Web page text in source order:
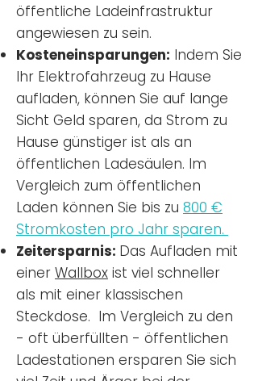
öffentliche Ladeinfrastruktur
angewiesen zu sein.
Kosteneinsparungen: Indem Sie
Ihr Elektrofahrzeug zu Hause
aufladen, können Sie auf lange
Sicht Geld sparen, da Strom zu
Hause günstiger ist als an
öffentlichen Ladesäulen. Im
Vergleich zum öffentlichen
Laden können Sie bis zu 800 €
Stromkosten pro Jahr sparen.
Zeitersparnis: Das Aufladen mit
einer Wallbox ist viel schneller
als mit einer klassischen
Steckdose. Im Vergleich zu den
- oft überfüllten - öffentlichen
Ladestationen ersparen Sie sich